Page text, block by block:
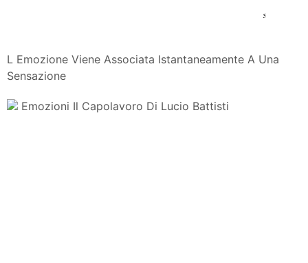
L Emozione Viene Associata Istantaneamente A Una
Sensazione
Emozioni Il Capolavoro Di Lucio Battisti